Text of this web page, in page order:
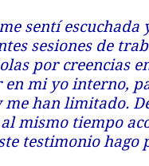
me sentí
sesiones de
por creencias
mi yo interno,
me han limitado.
mismo tiempo
testimonio